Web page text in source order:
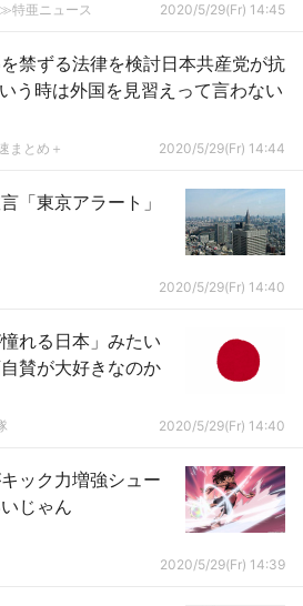
特亜ニュース 2020/5/29(Fr) 14:45
禁ずる法律を検討日本共産党が抗
まとめ＋ 2020/5/29(Fr) 14:44
「東京アラート」
2020/5/29(Fr) 14:40
れる日本」みたい
賛が大好きなのか
2020/5/29(Fr) 14:40
ック力増強シュー
じゃん
2020/5/29(Fr) 14:39